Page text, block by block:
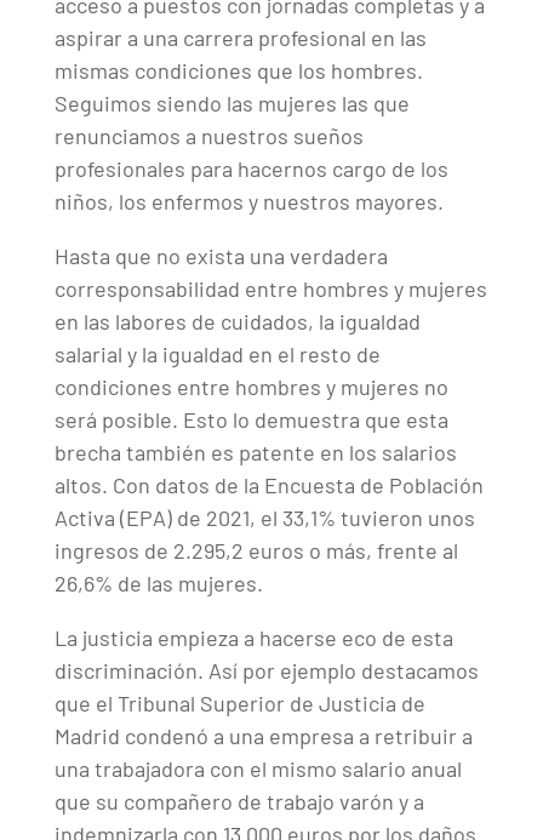
aspirar a una carrera profesional en las
mismas condiciones que los hombres.
Seguimos siendo las mujeres las que
renunciamos a nuestros sueños
profesionales para hacernos cargo de los
niños, los enfermos y nuestros mayores.
Hasta que no exista una verdadera
corresponsabilidad entre hombres y mujeres
en las labores de cuidados, la igualdad
salarial y la igualdad en el resto de
condiciones entre hombres y mujeres no
será posible. Esto lo demuestra que esta
brecha también es patente en los salarios
altos. Con datos de la Encuesta de Población
Activa (EPA) de 2021, el 33,1% tuvieron unos
ingresos de 2.295,2 euros o más, frente al
26,6% de las mujeres.
La justicia empieza a hacerse eco de esta
discriminación. Así por ejemplo destacamos
que el Tribunal Superior de Justicia de
Madrid condenó a una empresa a retribuir a
una trabajadora con el mismo salario anual
que su compañero de trabajo varón y a
indemnizarla con 13.000 euros por los daños